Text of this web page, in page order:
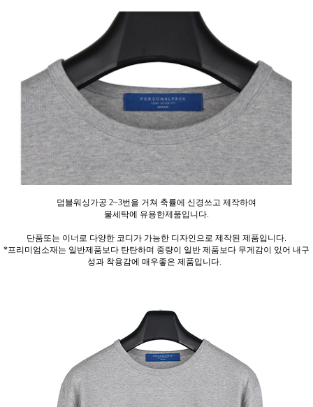
덤블워싱가공 2~3번을 거쳐 축률에 신경쓰고 제작하여
물세탁에 유용한제품입니다.
단품또는 이너로 다양한 코디가 가능한 디자인으로 제작된 제품입니다.
*프리미엄소재는 일반제품보다 탄탄하며 중량이 일반 제품보다 무게감이 있어 내구
성과 착용감에 매우좋은 제품입니다.